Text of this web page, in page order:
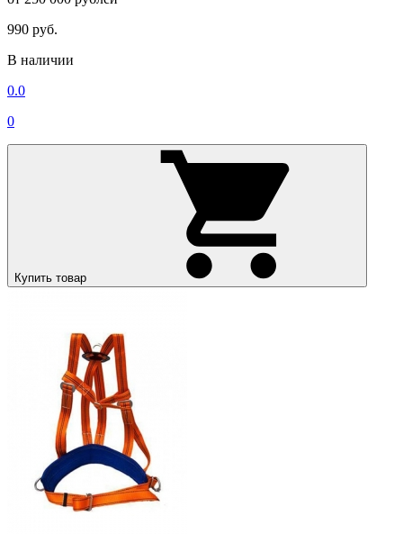
990 руб.
В наличии
0.0
0
Купить товар